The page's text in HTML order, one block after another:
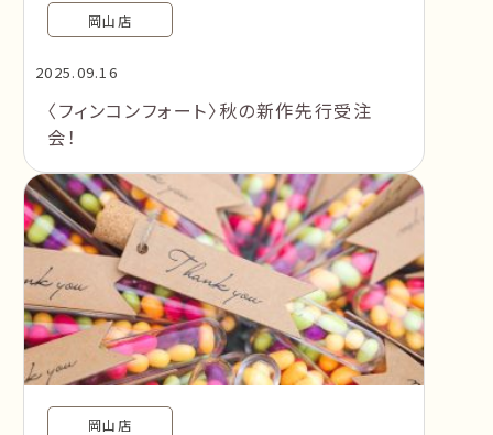
岡山店
2025.09.16
〈フィンコンフォート〉秋の新作先行受注
会！
岡山店